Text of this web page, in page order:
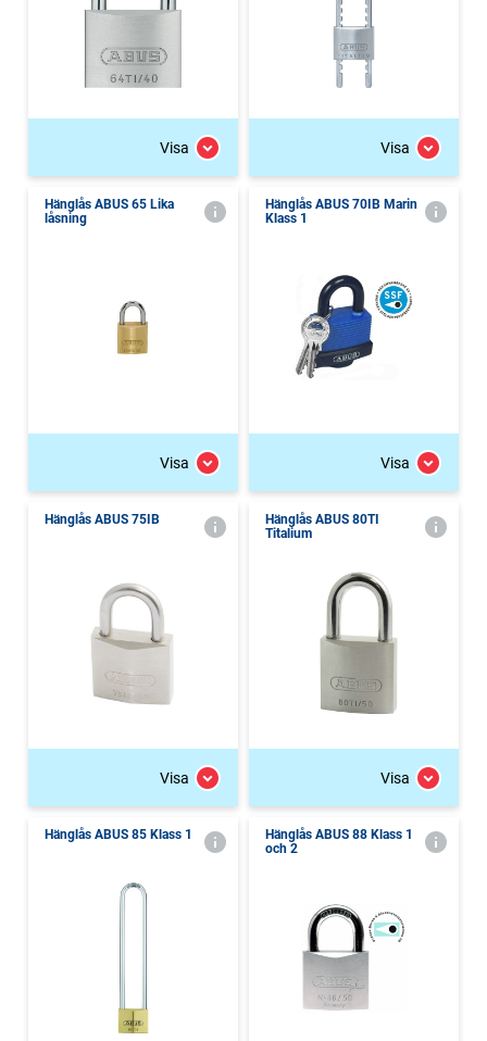
Visa Visa
Hänglås ABUS 65 Lika
låsning
Visa
Hänglås ABUS 70IB Marin
Klass 1
Visa
Hänglås ABUS 75IB
Visa
Hänglås ABUS 80TI
Titalium
Visa
Hänglås ABUS 85 Klass 1
Hänglås ABUS 88 Klass 1
och 2